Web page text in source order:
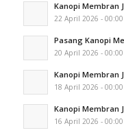
Kanopi Membran
22 April 2026 - 00:00
Pasang Kanopi
20 April 2026 - 00:00
Kanopi Membran
18 April 2026 - 00:00
Kanopi Membran
16 April 2026 - 00:00